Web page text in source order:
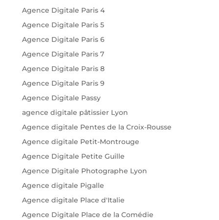
Agence Digitale Paris 4
Agence Digitale Paris 5
Agence Digitale Paris 6
Agence Digitale Paris 7
Agence Digitale Paris 8
Agence Digitale Paris 9
Agence Digitale Passy
agence digitale pâtissier Lyon
Agence digitale Pentes de la Croix-Rousse
Agence digitale Petit-Montrouge
Agence Digitale Petite Guille
Agence Digitale Photographe Lyon
Agence digitale Pigalle
Agence digitale Place d'Italie
Agence Digitale Place de la Comédie